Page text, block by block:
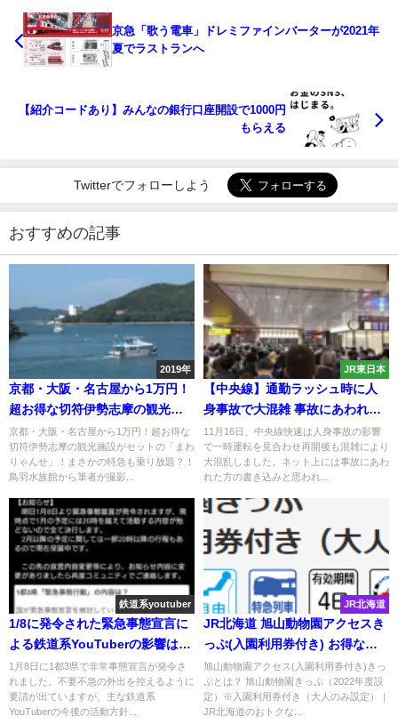
京急「歌う電車」ドレミファインバーターが2021年
夏でラストランへ
【紹介コードあり】みんなの銀行口座開設で1000円
もらえる
Twitterでフォローしよう
おすすめの記事
2019年
京都・大阪・名古屋から1万円！
超お得な切符伊勢志摩の観光施
設がセットの「まわりゃん
せ」！まさかの特急も乗り放
題？！
京都・大阪・名古屋から1万円！超お得な
切符伊勢志摩の観光施設がセットの「まわ
りゃんせ」！まさかの特急も乗り放題？！
鳥羽水族館から筆者が撮影...
JR東日本
【中央線】通勤ラッシュ時に人
身事故で大混雑 事故にあわれた
方が残したと思われる書き込み
が発見される
11月16日、中央線快速は人身事故の影響
で一時運転を見合わせ再開後も混雑により
大混乱しました。ネット上には事故にあわ
れた方の書き込みと思われ...
鉄道系youtuber
1/8に発令された緊急事態宣言に
よる鉄道系YouTuberの影響は?
活動方針まとめ 自粛に対して全
ての予定決行も
1月8日に1都3県で非常事態宣言が発令さ
れました。不要不急の外出を控えるように
要請が出ていますが、主な鉄道系
YouTuberの今後の活動方針...
JR北海道
JR北海道 旭山動物園アクセスき
っぷ(入園利用券付き) お得なき
っぷ 買い方・使い方・旭山動物
園を紹介！
旭山動物園アクセス(入園利用券付き)きっ
ぷとは？ 旭山動物園きっぷ（2022年度設
定）※入園利用券付き（大人のみ設定）｜
JR北海道のおトクな...